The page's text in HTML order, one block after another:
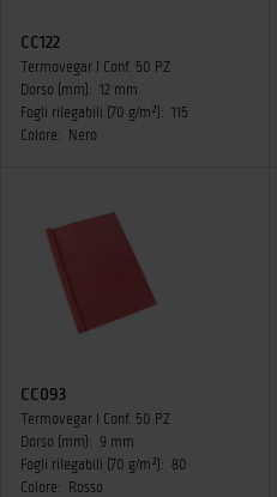
CC122
Termovegar I Conf. 50 PZ
Dorso (mm): 12 mm
Fogli rilegabili (70 g/m²): 115
Colore:
Nero
CC093
Termovegar I Conf. 50 PZ
Dorso (mm):
9 mm
Fogli rilegabili (70 g/m²): 80
Colore:
Rosso